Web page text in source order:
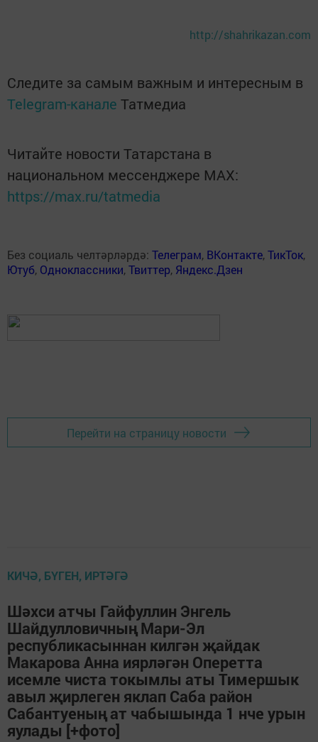
http://shahrikazan.com
Следите за самым важным и интересным в
Telegram-канале Татмедиа
Читайте новости Татарстана в
национальном мессенджере MАХ:
https://max.ru/tatmedia
Без социаль челтәрләрдә: Телеграм, ВКонтакте,ТикТок,
Ютуб, Одноклассники,Твиттер, Яндекс.Дзен
Перейти на страницу новости
КИЧӘ, БҮГЕН, ИРТӘГӘ
Шәхси атчы Гайфуллин Энгель
Шайдулловичның Мари-Эл
республикасыннан килгән җайдак
Макарова Анна иярләгән Оперетта
исемле чиста токымлы аты Тимершык
авыл җирлеген яклап Саба район
Сабантуеның ат чабышында 1 нче урын
яулады [+фото]